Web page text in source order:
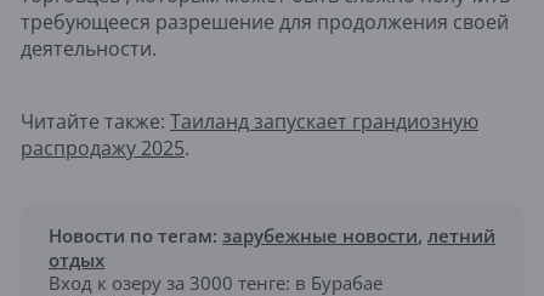
требующееся разрешение для продолжения своей
деятельности.
Читайте также: Таиланд запускает грандиозную
распродажу 2025.
Новости по тегам: зарубежные новости, летний
отдых
Вход к озеру за 3000 тенге: в Бурабае